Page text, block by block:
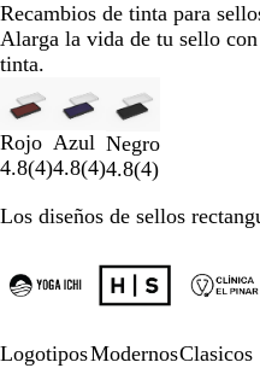
Recambios de tinta para
Alarga la vida de tu sello
tinta.
Rojo
4.8(4)
Azul
4.8(4)
Negro
4.8(4)
Diapositivas
de
la
1
la
un
de
Los diseños de sellos
LogotiposModernosClasicos
la
a